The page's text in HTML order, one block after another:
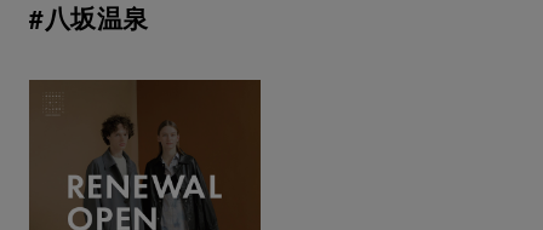
#八坂温泉